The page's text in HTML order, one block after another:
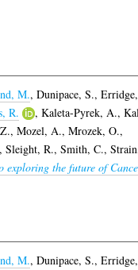
M., Dunipace, S.,
R. , Kaleta-Pyrek, A.,
, Mozel, A., Mrozek, O.,
, Sleight, R., Smith, C.,
exploring the future of
M., Dunipace, S.,